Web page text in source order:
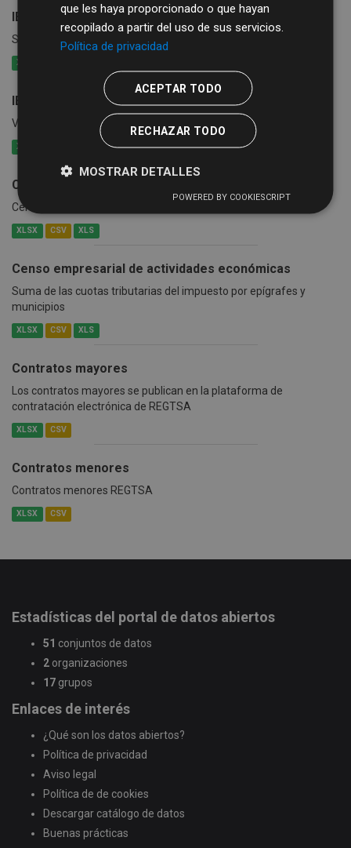
IBI Propiedades inmobiliarias rústicas
Superficie rústica y valor catastral por municipio
XLSX
IBI Propiedades inmobiliarias urbanas
Valor catastral por calles y usos de cada municipio
XLSX
Censo de vehículos por tipo y municipio
Censo de vehículos por tipo y municipio
XLSX CSV XLS
Censo empresarial de actividades económicas
Suma de las cuotas tributarias del impuesto por epígrafes y
municipios
XLSX CSV XLS
Contratos mayores
Los contratos mayores se publican en la plataforma de
contratación electrónica de REGTSA
XLSX CSV
Contratos menores
Contratos menores REGTSA
XLSX CSV
Estadísticas del portal de datos abiertos
51 conjuntos de datos
2 organizaciones
17 grupos
Enlaces de interés
¿Qué son los datos abiertos?
Política de privacidad
Aviso legal
Política de de cookies
Descargar catálogo de datos
Buenas prácticas
que les haya proporcionado o que hayan
recopilado a partir del uso de sus servicios.
Política de privacidad
ACEPTAR TODO
RECHAZAR TODO
MOSTRAR DETALLES
POWERED BY COOKIESCRIPT